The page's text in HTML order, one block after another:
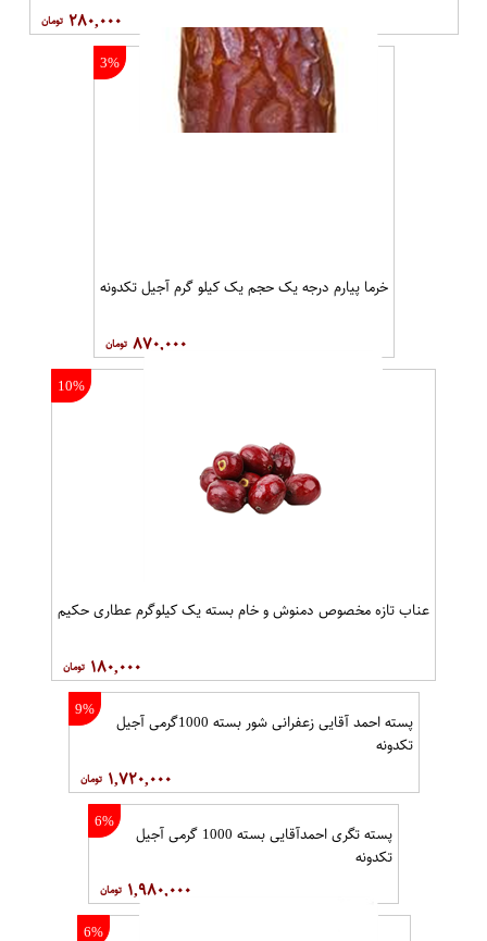
۲۸۰,۰۰۰
3%
خرما پیارم درجه یک حجم یک کیلو گرم آجیل تکدونه
۸۷۰,۰۰۰
10%
عناب تازه مخصوص دمنوش و خام بسته یک کیلوگرم عطاری حکیم
۱۸۰,۰۰۰
9%
پسته احمد آقایی زعفرانی شور بسته 1000گرمی آجیل
تکدونه
۱,۷۲۰,۰۰۰
6%
پسته تگری احمدآقایی بسته 1000 گرمی آجیل
تکدونه
۱,۹۸۰,۰۰۰
6%